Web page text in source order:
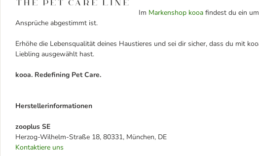
Im Markenshop kooa findest du ein
Ansprüche abgestimmt ist.
Erhöhe die Lebensqualität deines Haustieres und sei dir sicher, dass du mit
Liebling ausgewählt hast.
kooa. Redefining Pet Care.
Herstellerinformationen
zooplus SE
Herzog-Wilhelm-Straße 18, 80331, München, DE
Kontaktiere uns